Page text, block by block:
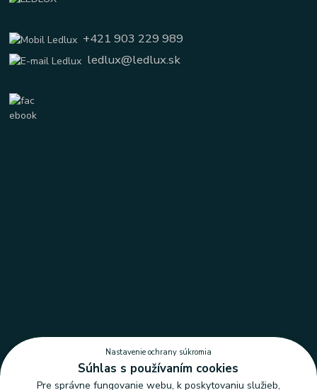
+421 903 229 989
ledlux@ledlux.sk
Nastavenie ochrany súkromia
Súhlas s používaním cookies
Pre správne fungovanie webu, k poskytovaniu služieb,